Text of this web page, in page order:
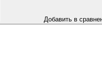
Добавить в